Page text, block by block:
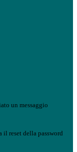
un messaggio
il reset della password